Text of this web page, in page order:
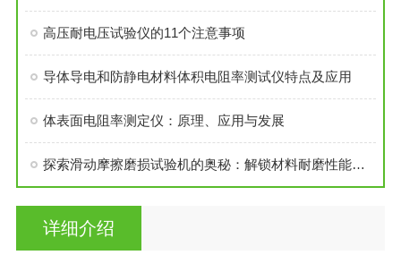
高压耐电压试验仪的11个注意事项
导体导电和防静电材料体积电阻率测试仪特点及应用
体表面电阻率测定仪：原理、应用与发展
探索滑动摩擦磨损试验机的奥秘：解锁材料耐磨性能的钥匙
详细介绍